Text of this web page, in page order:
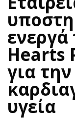
ενεργά
Hearts
για την
υγεία